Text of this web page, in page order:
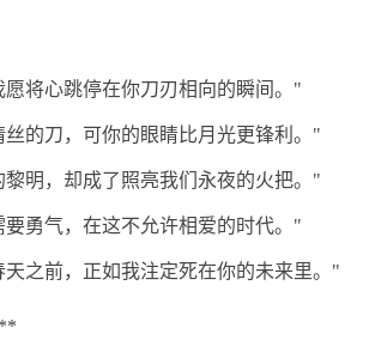
愿将心跳停在你刀刃相向的瞬间。"
丝的刀，可你的眼睛比月光更锋利。"
明，却成了照亮我们永夜的火把。"
勇气，在这不允许相爱的时代。"
天之前，正如我注定死在你的未来里。"